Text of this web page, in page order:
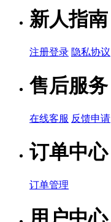
新人指南
注册登录 隐私协议
售后服务
在线客服 反馈申请
订单中心
订单管理